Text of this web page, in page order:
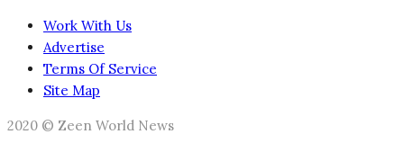
Work With Us
Advertise
Terms Of Service
Site Map
2020 © Zeen World News